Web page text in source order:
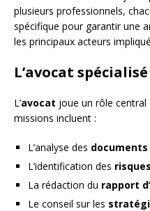
plusieurs professionnels,
spécifique pour garantir une
les principaux acteurs
L’avocat
L’avocat joue un rôle central
missions incluent :
L’analyse des
L’identification des
La rédaction du rapport
Le conseil sur les